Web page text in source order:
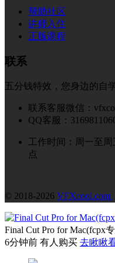
帮助社区
讲师入住
正版课程
联系
五分钱特效，您身边的自
联系客服微信：
QQ客服：
工作时间：周一至
点
© 2018-2026 VFXcool.com
Final Cut Pro for Mac(fcpx
6分钟前 有人购买 去瞅瞅